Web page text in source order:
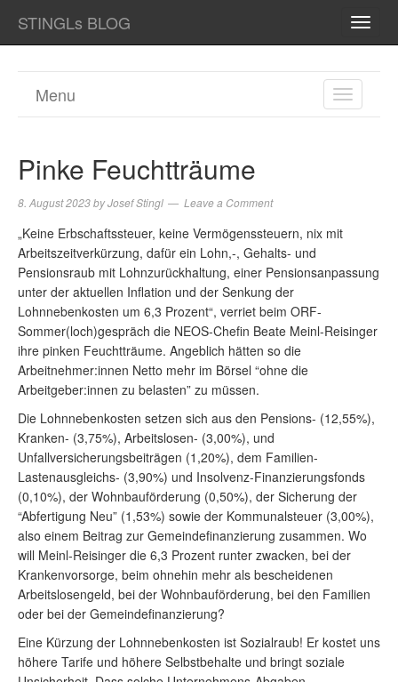
STINGLs BLOG
TOGGLE
Menu
Pinke Feuchtträume
8. August 2023byJosef Stingl Leave a Comment
„Keine Erbschaftssteuer, keine Vermögenssteuern, nix mit
Arbeitszeitverkürzung, dafür ein Lohn,-, Gehalts- und
Pensionsraub mit Lohnzurückhaltung, einer Pensionsanpassung
unter der aktuellen Inflation und der Senkung der
Lohnnebenkosten um 6,3 Prozent“, verriet beim ORF-
Sommer(loch)gespräch die NEOS-Chefin Beate Meinl-Reisinger
ihre pinken Feuchtträume. Angeblich hätten so die
Arbeitnehmer:innen Netto mehr im Börsel “ohne die
Arbeitgeber:innen zu belasten” zu müssen.
Die Lohnnebenkosten setzen sich aus den Pensions- (12,55%),
Kranken- (3,75%), Arbeitslosen- (3,00%), und
Unfallversicherungsbeiträgen (1,20%), dem Familien-
Lastenausgleichs- (3,90%) und Insolvenz-Finanzierungsfonds
(0,10%), der Wohnbauförderung (0,50%), der Sicherung der
“Abfertigung Neu” (1,53%) sowie der Kommunalsteuer (3,00%),
also einem Beitrag zur Gemeindefinanzierung zusammen. Wo
will Meinl-Reisinger die 6,3 Prozent runter zwacken, bei der
Krankenvorsorge, beim ohnehin mehr als bescheidenen
Arbeitslosengeld, bei der Wohnbauförderung, bei den Familien
oder bei der Gemeindefinanzierung?
Eine Kürzung der Lohnnebenkosten ist Sozialraub! Er kostet uns
höhere Tarife und höhere Selbstbehalte und bringt soziale